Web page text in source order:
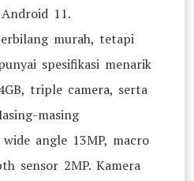
11.
murah, tetapi
spesifikasi menarik
triple camera, serta
masing
angle 13MP, macro
sensor 2MP. Kamera